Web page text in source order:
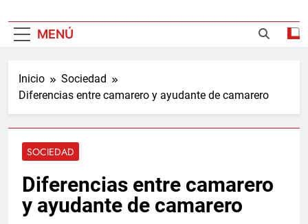
Majadahonda
MENÚ
Inicio
Sociedad
Diferencias entre camarero y ayudante de camarero
SOCIEDAD
Diferencias entre camarero
y ayudante de camarero